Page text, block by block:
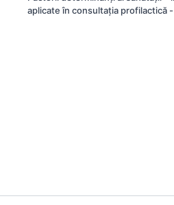
aplicate în consultația profilactică -